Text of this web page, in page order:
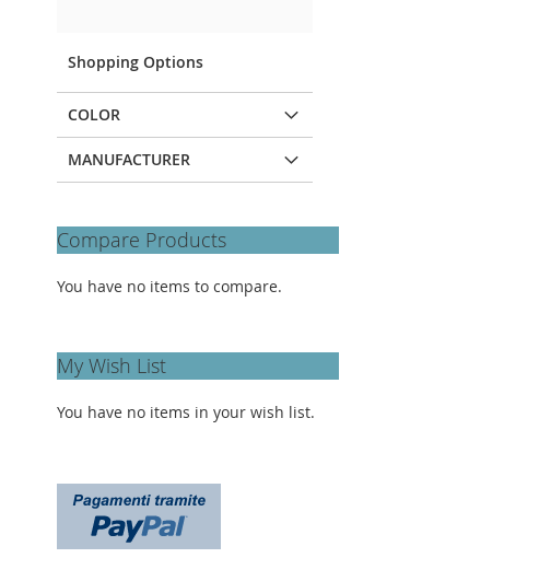
Shopping Options
COLOR
MANUFACTURER
Compare Products
You have no items to compare.
My Wish List
You have no items in your wish list.